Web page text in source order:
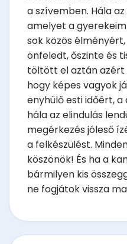
a szívemben. Hála
amelyet a
sok közös
önfeledt, őszinte és
töltött el aztán azért
hogy képes vagyok
enyhülő esti időért,
hála az elindulás
megérkezés jóleső
a felkészülést.
köszönök! És ha a
bármilyen kis
ne fogjátok vissza